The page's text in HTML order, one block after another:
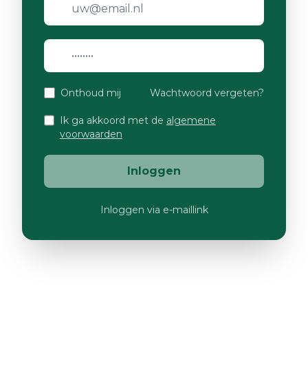
Onthoud mij Wachtwoord vergeten?
Ik ga akkoord met de algemene
voorwaarden
Inloggen
Inloggen via e-maillink